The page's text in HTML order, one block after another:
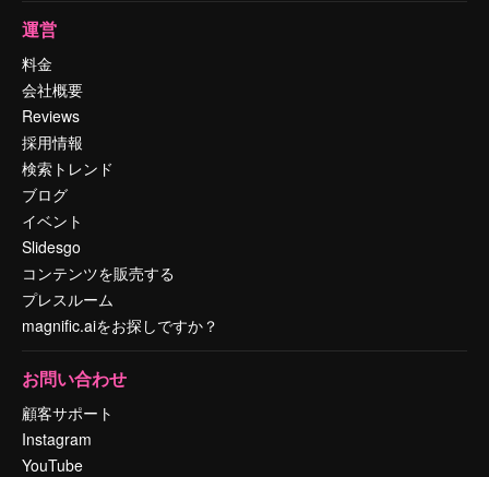
運営
料金
会社概要
Reviews
採用情報
検索トレンド
ブログ
イベント
Slidesgo
コンテンツを販売する
プレスルーム
magnific.aiをお探しですか？
お問い合わせ
顧客サポート
Instagram
YouTube